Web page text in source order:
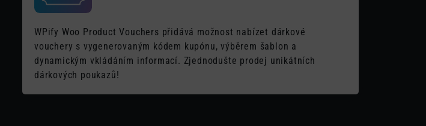
WPify Woo Product Vouchers přidává možnost nabízet dárkové
vouchery s vygenerovaným kódem kupónu, výběrem šablon a
dynamickým vkládáním informací. Zjednodušte prodej unikátních
dárkových poukazů!